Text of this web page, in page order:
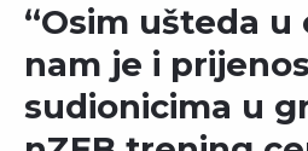
“Osim ušteda u
nam je i
sudionicima u